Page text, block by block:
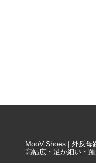
MooV Shoes | 外反母
高幅広・足が細い・